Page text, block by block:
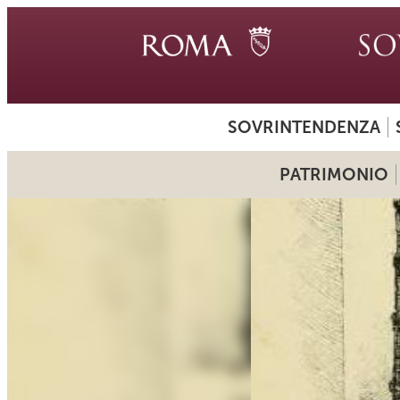
SOVRINTENDENZA
PATRIMONIO